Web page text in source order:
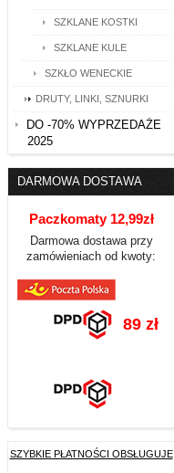
SZKLANE KOSTKI
SZKLANE KULE
SZKŁO WENECKIE
DRUTY, LINKI, SZNURKI
DO -70% WYPRZEDAŻE
2025
DARMOWA DOSTAWA
Paczkomaty 12,99zł
Darmowa dostawa przy
zamówieniach od kwoty:
89 zł
SZYBKIE PŁATNOŚCI OBSŁUGUJE